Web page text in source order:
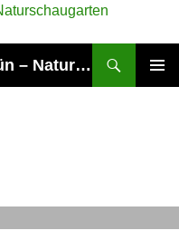
Arbeitskreis Naturnahes Grün – Naturschaugarten Lindenmühle